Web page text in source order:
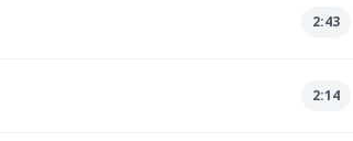
2:43
2:14